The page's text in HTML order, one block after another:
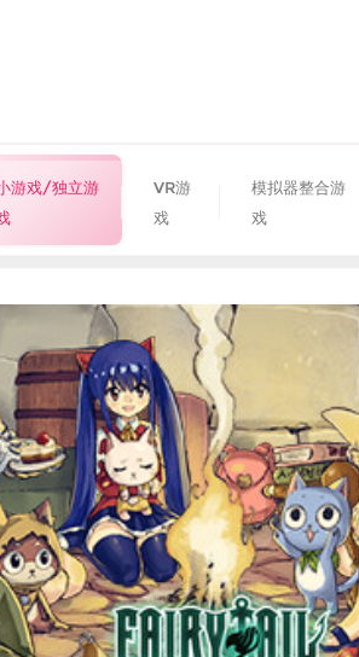
游戏/独立游
VR游
戏
模拟器整合游
戏